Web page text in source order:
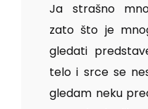
Ja strašno
zato što je
gledati
telo i srce se
gledam neku